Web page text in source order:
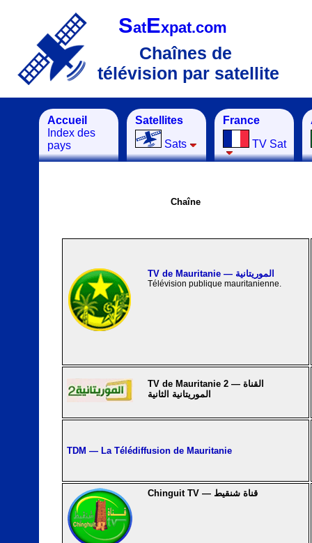
SatExpat.com
Chaînes de
télévision par satellite
Accueil
Index des
pays
Satellites
Sats
France
TV Sat
Chaîne
TV de Mauritanie — الموريتانية
Télévision publique mauritanienne.
TV de Mauritanie 2 — القناة
الموريتانية الثانية
TDM — La Télédiffusion de Mauritanie
Chinguit TV — قناة شنقيط